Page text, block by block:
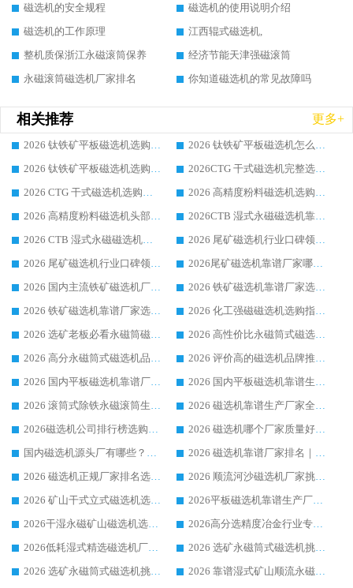
磁选机的安全规程
磁选机的使用说明介绍
磁选机的工作原理
江西辊式磁选机,
整机质保浙江永磁滚筒保养
经济节能天津强磁滚筒
永磁滚筒磁选机厂家排名
你知道磁选机的常见故障吗
相关推荐 更多+
2026 钛铁矿平板磁选机选购全攻略 市场公认优质品牌厂家实力排行榜
2026 钛铁矿平板磁选机怎么选 靠谱生产企业实力排行榜选购参考攻略
2026 钛铁矿平板磁选机选购指南 行业口碑优选品牌生产企业实力排行榜
2026CTG 干式磁选机完整选购指南 行业口碑顶尖靠谱生产龙头厂家实力推荐
2026 CTG 干式磁选机选购指南|行业口碑靠谱生产厂家领域强者推荐
2026 高精度粉料磁选机选购全攻略 行业优质品牌华体会手机网页版-华体会(中国) 实力深度解析
2026 高精度粉料磁选机头部厂家选购指南 行业口碑靠谱品牌推荐 领域强者华体会手机网页版-华体会(中国) 解析
2026CTB 湿式永磁磁选机靠谱厂家实力排行榜 铁矿选矿设备采购全流程选购指南
2026 CTB 湿式永磁磁选机选购指南|行业口碑良好品牌推荐，领域强者华体会手机网页版-华体会(中国)
2026 尾矿磁选机行业口碑领域强者，源头直供国内主流厂家华体会手机网页版-华体会(中国) 一站式服务
2026 尾矿磁选机行业口碑领域强者，源头直供国内主流厂家华体会手机网页版-华体会(中国) 一站式服务
2026尾矿磁选机靠谱厂家哪家好 行业口碑领域强者华体会手机网页版-华体会(中国) 推荐
2026 国内主流铁矿磁选机厂家选购指南|行业口碑好品牌推荐，领域强者华体会手机网页版-华体会(中国)
2026 铁矿磁选机靠谱厂家选购全攻略 行业标杆华体会手机网页版-华体会(中国) 设备性价比出众
2026 铁矿磁选机靠谱厂家选购指南，领域强者华体会手机网页版-华体会(中国) 铁矿磁选机性价比高
2026 化工强磁磁选机选购指南 5 家行业口碑靠谱厂家领域强者推荐
2026 选矿老板必看永磁筒磁选机推荐 行业头部品牌口碑设备选购全攻略
2026 高性价比永磁筒式磁选机品牌盘点 行业强者口碑实测选购完整指南
2026 高分永磁筒式磁选机品牌推荐 选矿设备强者对比测评采购避坑全攻略
2026 评价高的磁选机品牌推荐选购指南，永磁筒式磁选机设备领域强者全景行业口碑解析
2026 国内平板磁选机靠谱厂家排名 行业实测口碑设备按需选购全指南
2026 国内平板磁选机靠谱生产厂家推荐排名|行业口碑选购指南，领域强者按需选设备
2026 滚筒式除铁永磁滚筒生产厂家推荐排名|行业口碑选购指南，领域强者源头厂商精选
2026 磁选机靠谱生产厂家全梳理 分场景选型行业头部品牌选购参考攻略
2026磁选机公司排行榜选购指南|正规源头厂家推荐，领域强者高性价比靠谱信赖品牌
2026 磁选机哪个厂家质量好？十大靠谱磁电企业排名选购指南
国内磁选机源头厂有哪些？2026 综合实力排名与采购避坑技巧
2026 磁选机靠谱厂家排名｜华体会手机网页版-华体会(中国) 高性价比磁选机磁电品牌
2026 磁选机正规厂家排名选购指南|行业口碑信赖品牌推荐性价比高靠谱磁电企业
2026 顺流河沙磁选机厂家挑选攻略 | 业内口碑龙头企业高性价比品牌推荐
2026 矿山干式立式磁选机选型攻略 梳理深耕磁电装备多年靠谱生产厂商
2026平板磁选机靠谱生产厂家选购指南 行业口碑良好品牌推荐 磁电领域实力强者
2026干湿永磁矿山磁选机选型攻略 优质生产厂家排名 选矿领域高口碑品牌推荐指南
2026高分选精度冶金行业专用磁选机生产厂家,干湿式磁选机源头供应商推荐
2026低耗湿式精​选磁选机厂家怎么选?湿式精选磁选机供应商，行业认可度较高生产厂家华体会手机网页版-华体会(中国) 全面解析
2026 选矿永磁筒式磁选机挑选指南 华体会手机网页版-华体会(中国) 推荐品牌行业口碑佳实力突出
2026 选矿永磁筒式磁选机挑选干货：华体会手机网页版-华体会(中国) 源头厂，绿色高效实力出众
2026 靠谱湿式矿山顺流永磁筒式磁选机选购，国内专业生产厂家华体会手机网页版-华体会(中国) 综合实力出众